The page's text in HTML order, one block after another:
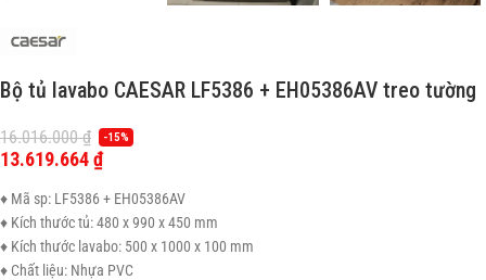
Bộ tủ lavabo CAESAR LF5386 + EH05386AV treo tường
16.016.000₫ -15%
13.619.664₫
♦ Mã sp: LF5386 + EH05386AV
♦ Kích thước tủ: 480 x 990 x 450 mm
♦ Kích thước lavabo: 500 x 1000 x 100 mm
♦ Chất liệu: Nhựa PVC